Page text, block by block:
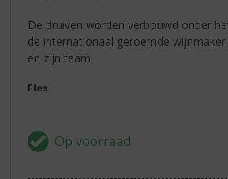
De druiven worden verbouwd onder
de internationaal geroemde
en zijn team.
Fles